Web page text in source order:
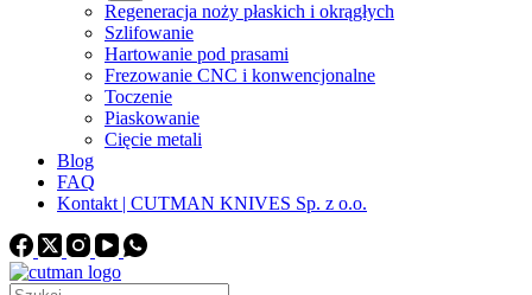
Regeneracja noży płaskich i okrągłych
Szlifowanie
Hartowanie pod prasami
Frezowanie CNC i konwencjonalne
Toczenie
Piaskowanie
Cięcie metali
Blog
FAQ
Kontakt | CUTMAN KNIVES Sp. z o.o.